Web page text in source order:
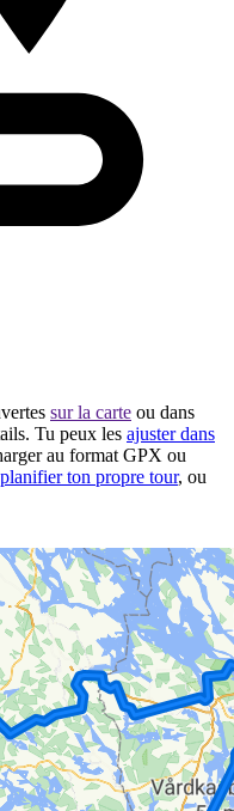
sur la carte ou dans
Tu peux les ajuster dans
au format GPX ou
planifier ton propre tour, ou